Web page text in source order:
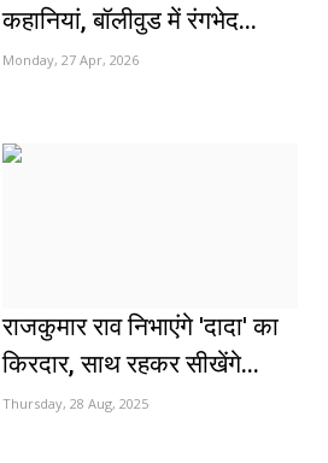
कहानियां, बॉलीवुड में रंगभेद...
Monday, 27 Apr, 2026
राजकुमार राव निभाएंगे 'दादा' का
किरदार, साथ रहकर सीखेंगे...
Thursday, 28 Aug, 2025